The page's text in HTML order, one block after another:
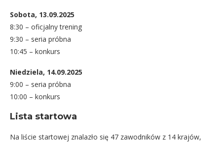
Sobota, 13.09.2025
8:30 – oficjalny trening
9:30 – seria próbna
10:45 – konkurs
Niedziela, 14.09.2025
9:00 – seria próbna
10:00 – konkurs
Lista startowa
Na liście startowej znalazło się 47 zawodników z 14 krajów,